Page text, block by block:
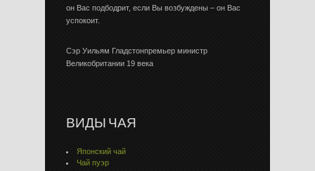
он Вас подбодрит, если Вы возбуждены – он Вас
успокоит.
Сэр Уильям Гладстонпремьер министр
Великобритании 19 века
ВИДЫ ЧАЯ
Японский чай
Чай пуэр